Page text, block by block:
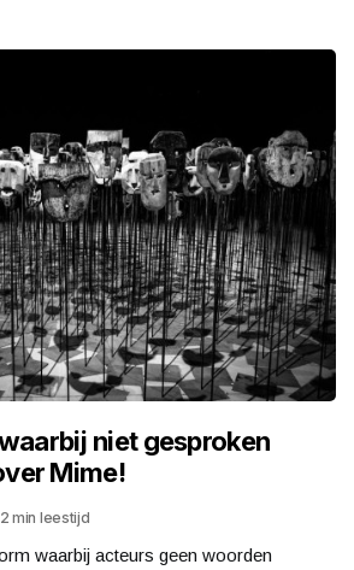
niet gesproken
Mime!
2 min leestijd
waarbij acteurs geen woorden